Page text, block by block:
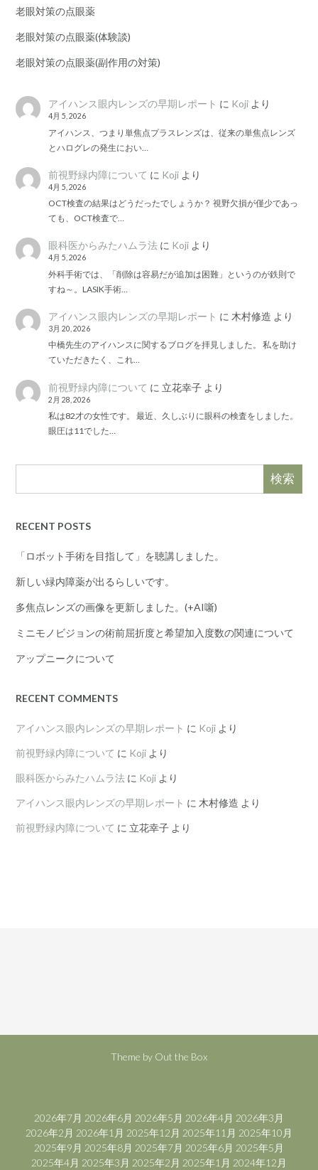
老眼対策の点眼薬
老眼対策の点眼薬(体験談)
老眼対策の点眼薬(副作用の対策)
アイハンス眼内レンズの早期レポート に Kojiより
4月 5, 2026
アイハンス、つまり単焦点プラスレンズは、従来の単焦点レンズ
とハログレの発生におい…
前視野緑内障について に Kojiより
4月 5, 2026
OCT検査の結果はどうだったでしょうか？ 視野欠損が僅少であっ
ても、OCT検査で…
眼科医からみたハムラ法に Kojiより
4月 5, 2026
外科手術では、「削除は容易だが追加は困難」というのが鉄則で
すね～。LASIK手術…
アイハンス眼内レンズの早期レポート に 木村修造 より
3月 20, 2026
中橋先生のアイハンスに関するブログを拝見しました。 私を助け
ていただきたく、これ…
前視野緑内障について に 立花幸子より
2月 28, 2026
私は82才の女性です。 最近、久しぶりに眼科の検査をしました。
眼圧は11でした…
検索
RECENT POSTS
「ロボット手術を目指して」を聴講しました。
新しい緑内障薬が出るらしいです。
多焦点レンズの画像を更新しました。(+AI噺)
ミニモノビジョンの術前屈折度と希望加入度数の関連について
アップニークについて
RECENT COMMENTS
アイハンス眼内レンズの早期レポート に Koji より
前視野緑内障について に Koji より
眼科医からみたハムラ法 に Koji より
アイハンス眼内レンズの早期レポート に 木村修造 より
前視野緑内障について に 立花幸子 より
Theme by Out the Box
2026年7月 2026年6月 2026年5月 2026年4月 2026年3月
2026年2月 2026年1月 2025年12月 2025年11月 2025年10月
2025年9月 2025年8月 2025年7月 2025年6月 2025年5月
2025年4月 2025年3月 2025年2月 2025年1月 2024年12月